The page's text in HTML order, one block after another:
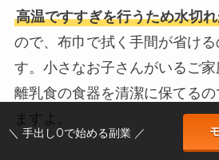
高温ですすぎを行うため水切
ので、布巾で拭く手間が省け
す。小さなお子さんがいるご
離乳食の食器を清潔に保てる
ますよ。
＼ 手出し0で始める副業 ／